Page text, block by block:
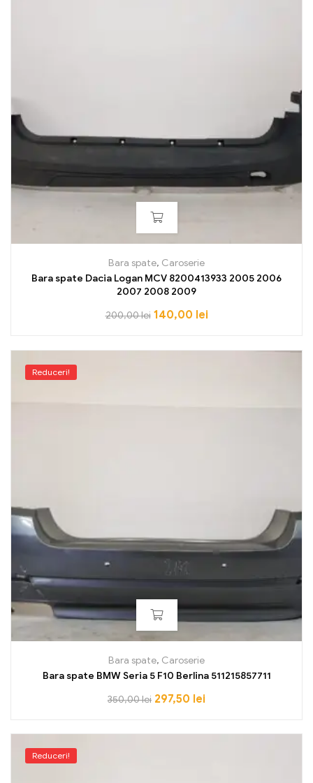
Bara spate, Caroserie
Bara spate Dacia Logan MCV 8200413933 2005 2006
2007 2008 2009
200,00lei 140,00 lei
Reduceri!
Bara spate, Caroserie
Bara spate BMW Seria 5 F10 Berlina 511215857711
350,00lei 297,50 lei
Reduceri!